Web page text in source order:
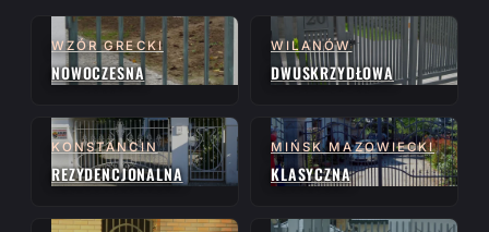
WZÓR GRECKI
NOWOCZESNA
WILANÓW
DWUSKRZYDŁOWA
KONSTANCIN
REZYDENCJONALNA
MIŃSK MAZOWIECKI
KLASYCZNA